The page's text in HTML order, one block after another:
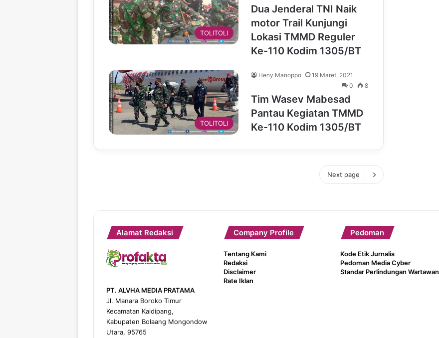
TOLITOLI
Dua Jenderal TNI Naik
motor Trail Kunjungi
Lokasi TMMD Reguler
Ke-110 Kodim 1305/BT
TOLITOLI
Heny Manoppo
19 Maret, 2021
0
8
Tim Wasev Mabesad
Pantau Kegiatan TMMD
Ke-110 Kodim 1305/BT
Next page
Alamat Redaksi
PT. ALVHA MEDIA PRATAMA
Jl. Manara Boroko Timur
Kecamatan Kaidipang,
Kabupaten Bolaang Mongondow
Utara, 95765
Company Profile
Tentang Kami
Redaksi
Disclaimer
Rate Iklan
Pedoman
Kode Etik Jurnalis
Pedoman Media Cyber
Standar Perlindungan Wartawan